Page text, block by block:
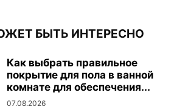
БЫТЬ ИНТЕРЕСНО
Как выбрать правильное
покрытие для пола в ванной
комнате для обеспечения...
07.08.2026